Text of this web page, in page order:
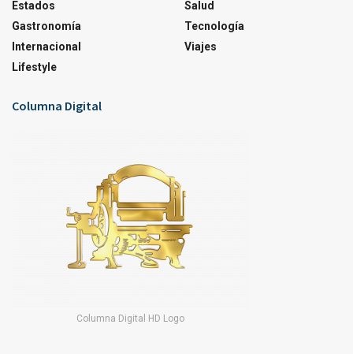
Estados
Gastronomía
Internacional
Lifestyle
Salud
Tecnología
Viajes
Columna Digital
Columna Digital HD Logo